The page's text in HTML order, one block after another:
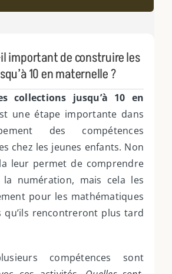
important de construire les
10 en maternelle ?
collections jusqu’à 10 en
une étape importante dans
des compétences
chez les jeunes enfants. Non
leur permet de comprendre
numération, mais cela les
pour les mathématiques
qu’ils rencontreront plus tard
compétences sont